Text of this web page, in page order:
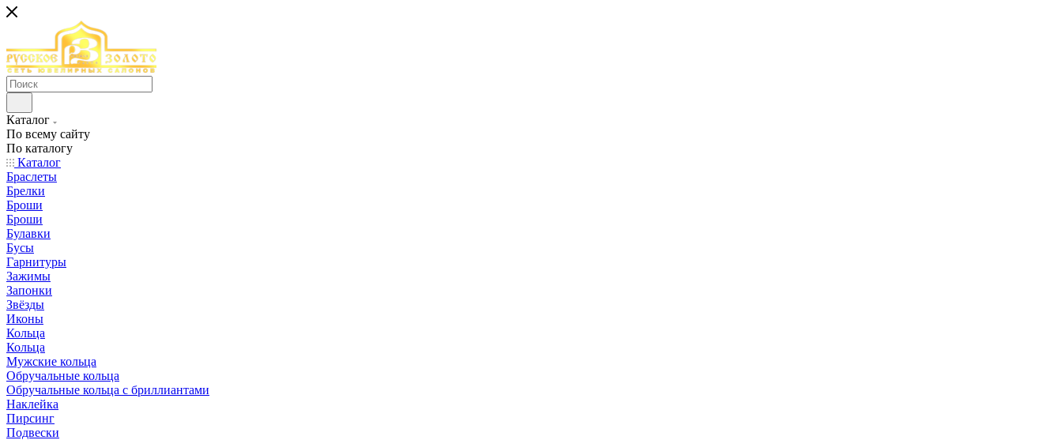
Каталог
По всему сайту
По каталогу
Каталог
Браслеты
Брелки
Броши
Броши
Булавки
Бусы
Гарнитуры
Зажимы
Запонки
Звёзды
Иконы
Кольца
Кольца
Мужские кольца
Обручальные кольца
Обручальные кольца с бриллиантами
Наклейка
Пирсинг
Подвески